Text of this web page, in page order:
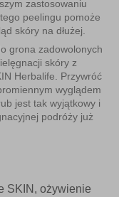
zastosowaniu
peelingu pomoże
skóry na dłużej.
grona zadowolonych
skóry z
Herbalife. Przywróć
wyglądem
jest tak wyjątkowy i
podróży już
SKIN , ożywienie